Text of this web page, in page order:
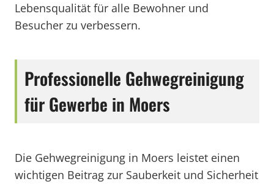
Lebensqualität für alle Bewohner und
Besucher zu verbessern.
Professionelle Gehwegreinigung
für Gewerbe in Moers
Die Gehwegreinigung in Moers leistet einen
wichtigen Beitrag zur Sauberkeit und Sicherheit